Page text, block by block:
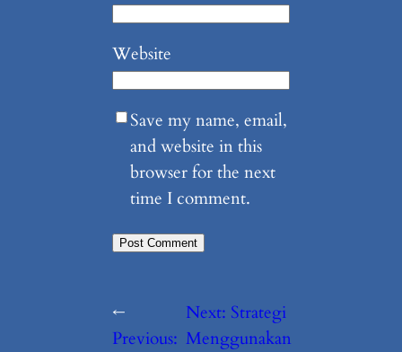
Website
Save my name, email,
and website in this
browser for the next
time I comment.
←
Previous:
Next: Strategi
Menggunakan